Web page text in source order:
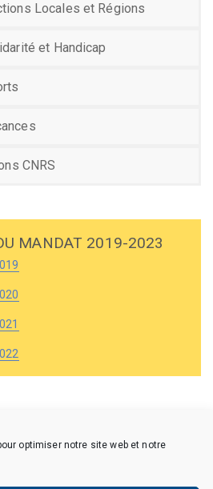
optimiser notre site web et notre
Locales et Régions
et Handicap
CNRS
MANDAT 2019-2023